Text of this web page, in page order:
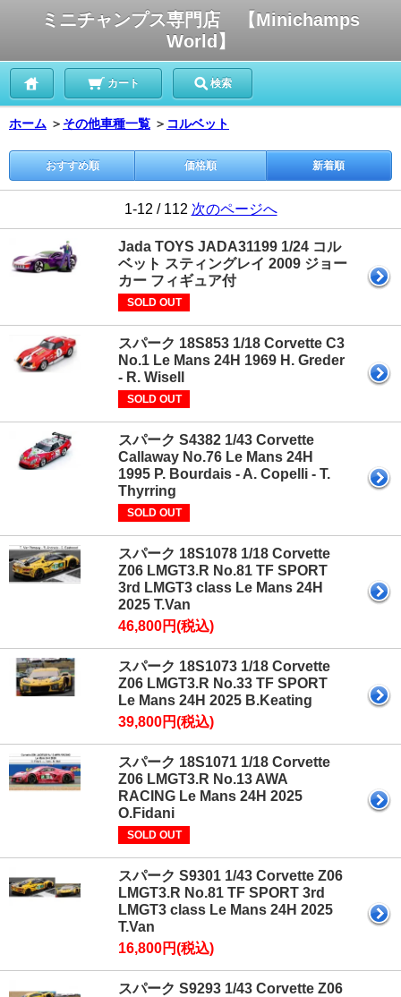
ミニチャンプス専門店 【Minichamps
World】
カート 検索
ホーム ＞ その他車種一覧 ＞ コルベット
おすすめ順 価格順 新着順
1-12 / 112 次のページへ
Jada TOYS JADA31199 1/24 コル
ベット スティングレイ 2009 ジョー
カー フィギュア付
SOLD OUT
スパーク 18S853 1/18 Corvette C3
No.1 Le Mans 24H 1969 H. Greder
- R. Wisell
SOLD OUT
スパーク S4382 1/43 Corvette
Callaway No.76 Le Mans 24H
1995 P. Bourdais - A. Copelli - T.
Thyrring
SOLD OUT
スパーク 18S1078 1/18 Corvette
Z06 LMGT3.R No.81 TF SPORT
3rd LMGT3 class Le Mans 24H
2025 T.Van
46,800円(税込)
スパーク 18S1073 1/18 Corvette
Z06 LMGT3.R No.33 TF SPORT
Le Mans 24H 2025 B.Keating
39,800円(税込)
スパーク 18S1071 1/18 Corvette
Z06 LMGT3.R No.13 AWA
RACING Le Mans 24H 2025
O.Fidani
SOLD OUT
スパーク S9301 1/43 Corvette Z06
LMGT3.R No.81 TF SPORT 3rd
LMGT3 class Le Mans 24H 2025
T.Van
16,800円(税込)
スパーク S9293 1/43 Corvette Z06